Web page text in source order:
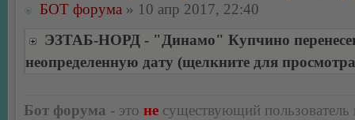
БОТ форума » 10 апр 2017, 22:40
ЭЗТАБ-НОРД - "Динамо" Купчино
неопределенную дату (щелкните для
Бот форума - это не существующий пользователь